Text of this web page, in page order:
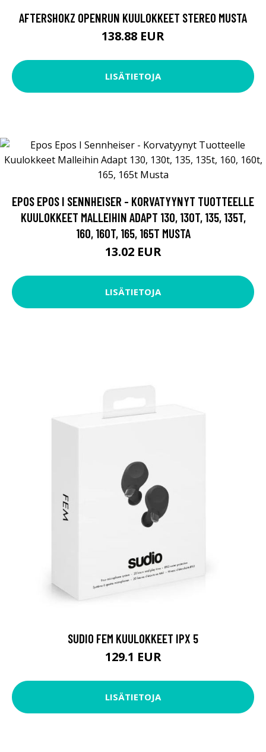
AFTERSHOKZ OPENRUN KUULOKKEET STEREO MUSTA
138.88 EUR
LISÄTIETOJA
EPOS EPOS I SENNHEISER - KORVATYYNYT TUOTTEELLE
KUULOKKEET MALLEIHIN ADAPT 130, 130T, 135, 135T,
160, 160T, 165, 165T MUSTA
13.02 EUR
LISÄTIETOJA
SUDIO FEM KUULOKKEET IPX 5
129.1 EUR
LISÄTIETOJA